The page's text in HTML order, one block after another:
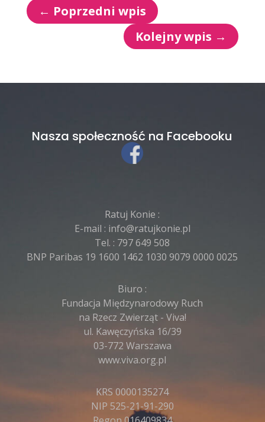
← Poprzedni wpis
Kolejny wpis →
Nasza społeczność na Facebooku
Ratuj Konie :
E-mail : info@ratujkonie.pl
Tel. : 797 649 508
BNP Paribas 19 1600 1462 1030 9079 0000 0025
Biuro :
Fundacja Międzynarodowy Ruch
na Rzecz Zwierząt - Viva!
ul. Kawęczyńska 16/39
03-772 Warszawa
www.viva.org.pl
KRS 0000135274
NIP 525-21-91-290